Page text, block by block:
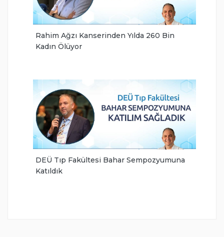
Rahim Ağzı Kanserinden Yılda 260 Bin
Kadın Ölüyor
DEÜ Tıp Fakültesi Bahar Sempozyumuna
Katıldık